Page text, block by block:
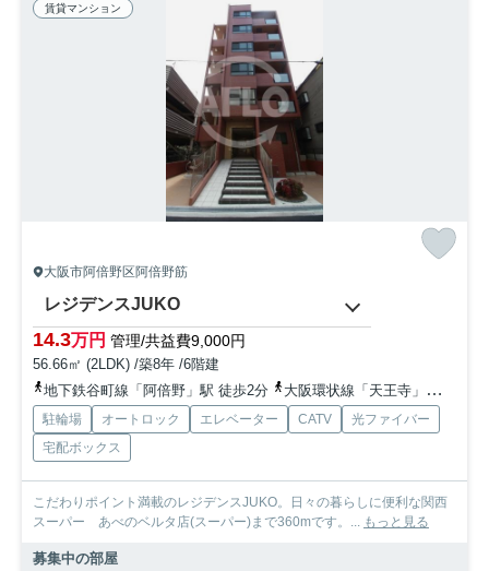
賃貸マンション
大阪市阿倍野区阿倍野筋
レジデンスJUKO
14.3万円 管理/共益費9,000円
56.66㎡ (2LDK) /築8年 /6階建
地下鉄谷町線「阿倍野」駅 徒歩2分
大阪環状線「天王寺」駅 徒歩7分
駐輪場 オートロック エレベーター CATV
光ファイバー
宅配ボックス
こだわりポイント満載のレジデンスJUKO。日々の暮らしに便利な関西
スーパー あべのベルタ店(スーパー)まで360mです。... もっと見る
募集中の部屋